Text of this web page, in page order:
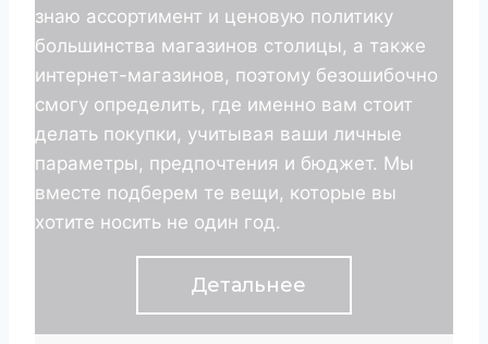
знаю ассортимент и ценовую политику
большинства магазинов столицы, а также
интернет-магазинов, поэтому безошибочно
смогу определить, где именно вам стоит
делать покупки, учитывая ваши личные
параметры, предпочтения и бюджет. Мы
вместе подберем те вещи, которые вы
хотите носить не один год.
Детальнее